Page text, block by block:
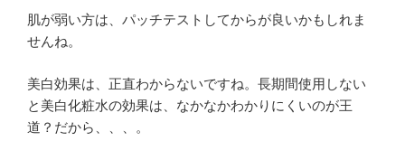
肌が弱い方は、パッチテストしてからが良いかもしれま
せんね。
美白効果は、正直わからないですね。長期間使用しない
と美白化粧水の効果は、なかなかわかりにくいのが王
道？だから、、、。